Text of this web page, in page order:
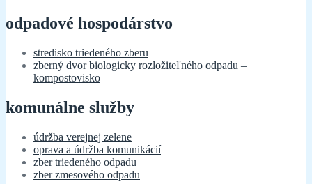
odpadové hospodárstvo
stredisko triedeného zberu
zberný dvor biologicky rozložiteľného odpadu –
kompostovisko
komunálne služby
údržba verejnej zelene
oprava a údržba komunikácií
zber triedeného odpadu
zber zmesového odpadu